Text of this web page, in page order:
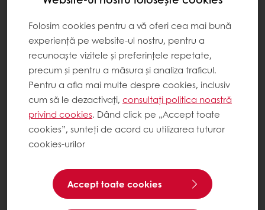
Folosim cookies pentru a vă oferi cea mai bună
experiență pe website-ul nostru, pentru a
recunoaște vizitele și preferințele repetate,
precum și pentru a măsura și analiza traficul.
Pentru a afla mai multe despre cookies, inclusiv
cum să le dezactivați, consultați politica noastră
privind cookies. Dând click pe „Accept toate
cookies”, sunteți de acord cu utilizarea tuturor
cookies-urilor
Accept toate cookies